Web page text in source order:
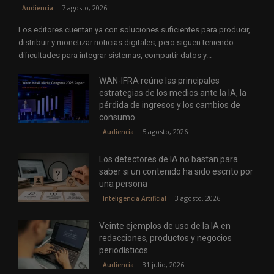
Audiencia 7 agosto, 2026
Los editores cuentan ya con soluciones suficientes para producir,
distribuir y monetizar noticias digitales, pero siguen teniendo
dificultades para integrar sistemas, compartir datos y...
WAN-IFRA reúne las principales
estrategias de los medios ante la IA, la
pérdida de ingresos y los cambios de
consumo
Audiencia 5 agosto, 2026
Los detectores de IA no bastan para
saber si un contenido ha sido escrito por
una persona
Inteligencia Artificial 3 agosto, 2026
Veinte ejemplos de uso de la IA en
redacciones, productos y negocios
periodísticos
Audiencia 31 julio, 2026